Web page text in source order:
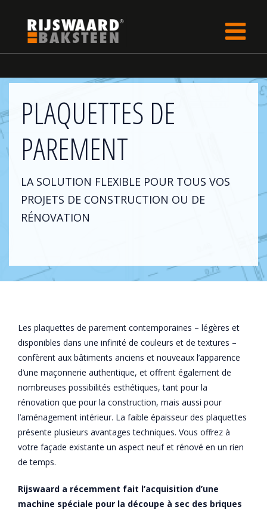
PLAQUETTES DE
PAREMENT
LA SOLUTION FLEXIBLE POUR TOUS VOS
PROJETS DE CONSTRUCTION OU DE
RÉNOVATION
Les plaquettes de parement contemporaines – légères et
disponibles dans une infinité de couleurs et de textures –
confèrent aux bâtiments anciens et nouveaux l’apparence
d’une maçonnerie authentique, et offrent également de
nombreuses possibilités esthétiques, tant pour la
rénovation que pour la construction, mais aussi pour
l’aménagement intérieur. La faible épaisseur des plaquettes
présente plusieurs avantages techniques. Vous offrez à
votre façade existante un aspect neuf et rénové en un rien
de temps.
Rijswaard a récemment fait l’acquisition d’une
machine spéciale pour la découpe à sec des briques